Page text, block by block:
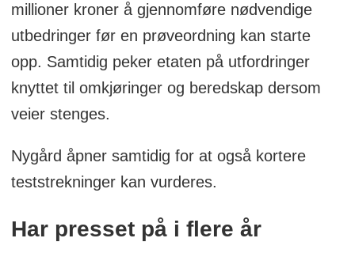
millioner kroner å gjennomføre nødvendige
utbedringer før en prøveordning kan starte
opp. Samtidig peker etaten på utfordringer
knyttet til omkjøringer og beredskap dersom
veier stenges.
Nygård åpner samtidig for at også kortere
teststrekninger kan vurderes.
Har presset på i flere år